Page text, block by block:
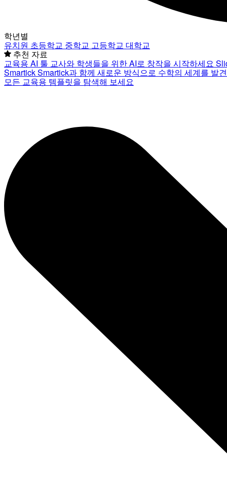
학년별
유치원 초등학교 중학교 고등학교 대학교
추천 자료
교육용 AI 툴 교사와 학생들을 위한 AI로 창작을 시작하세요
SmartickSmartick과 함께 새로운 방식으로 수학의 세계를 발
모든 교육용 템플릿을 탐색해 보세요